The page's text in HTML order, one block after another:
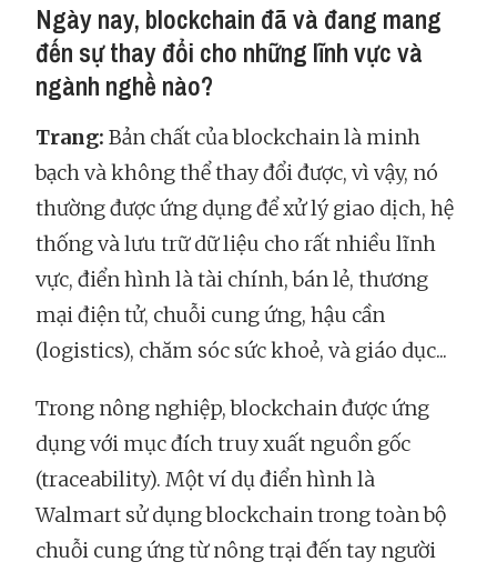
Ngày nay, blockchain đã và đang mang
đến sự thay đổi cho những lĩnh vực và
ngành nghề nào?
Trang: Bản chất của blockchain là minh
bạch và không thể thay đổi được, vì vậy, nó
thường được ứng dụng để xử lý giao dịch, hệ
thống và lưu trữ dữ liệu cho rất nhiều lĩnh
vực, điển hình là tài chính, bán lẻ, thương
mại điện tử, chuỗi cung ứng, hậu cần
(logistics), chăm sóc sức khoẻ, và giáo dục...
Trong nông nghiệp, blockchain được ứng
dụng với mục đích truy xuất nguồn gốc
(traceability). Một ví dụ điển hình là
Walmart sử dụng blockchain trong toàn bộ
chuỗi cung ứng từ nông trại đến tay người